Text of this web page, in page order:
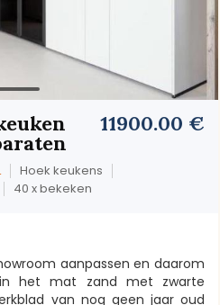
11900.00 €
Hoek keukens
40 x bekeken
aanpassen en daarom
het mat zand met zwarte
van nog geen jaar oud